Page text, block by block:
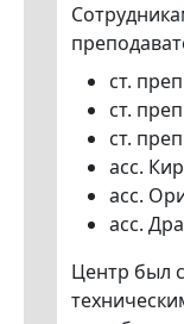
ст.
ст.
ст.
асс.
асс.
асс.
Центр был